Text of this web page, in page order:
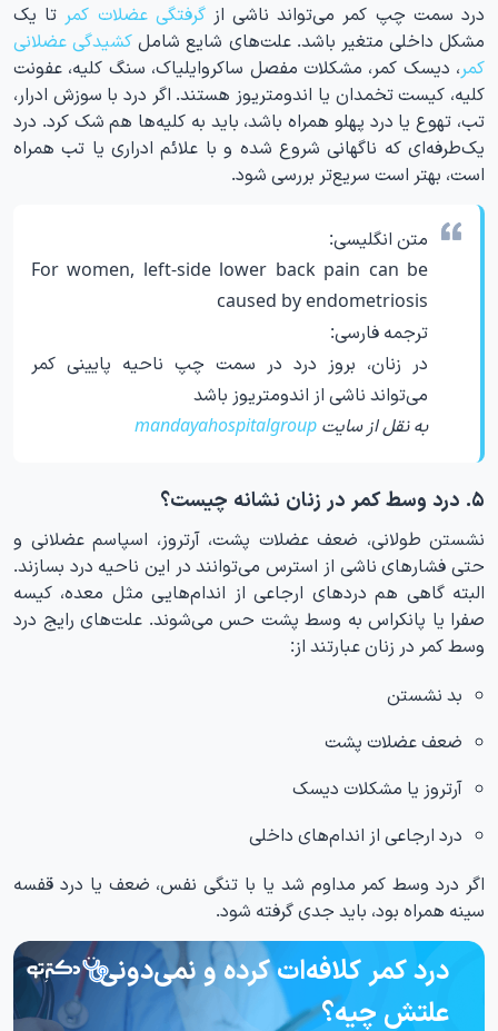
درد سمت چپ کمر می‌تواند ناشی ازگرفتگی عضلات کمر تا یک
مشکل داخلی متغیر باشد. علت‌های شایع شامل کشیدگی عضلانی
کمر، دیسک کمر، مشکلات مفصل ساکروایلیاک، سنگ کلیه، عفونت
کلیه، کیست تخمدان یا اندومتریوز هستند. اگر درد با سوزش ادرار،
تب، تهوع یا درد پهلو همراه باشد، باید به کلیه‌ها هم شک کرد. درد
یک‌طرفه‌ای که ناگهانی شروع شده و با علائم ادراری یا تب همراه
است، بهتر است سریع‌تر بررسی شود.
متن انگلیسی:
For women, left-side lower back pain can be
caused by endometriosis
ترجمه فارسی:
در زنان، بروز درد در سمت چپ ناحیه پایینی کمر
می‌تواند ناشی از اندومتریوز باشد
به نقل از سایت mandayahospitalgroup
۵. درد وسط کمر در زنان نشانه چیست؟
نشستن طولانی، ضعف عضلات پشت، آرتروز، اسپاسم عضلانی و
حتی فشارهای ناشی از استرس می‌توانند در این ناحیه درد بسازند.
البته گاهی هم دردهای ارجاعی از اندام‌هایی مثل معده، کیسه
صفرا یا پانکراس به وسط پشت حس می‌شوند. علت‌های رایج درد
وسط کمر در زنان عبارتند از:
بد نشستن
ضعف عضلات پشت
آرتروز یا مشکلات دیسک
درد ارجاعی از اندام‌های داخلی
اگر درد وسط کمر مداوم شد یا با تنگی نفس، ضعف یا درد قفسه
سینه همراه بود، باید جدی گرفته شود.
درد کمر کلافه‌ات کرده و نمی‌دونی
علتش چیه؟